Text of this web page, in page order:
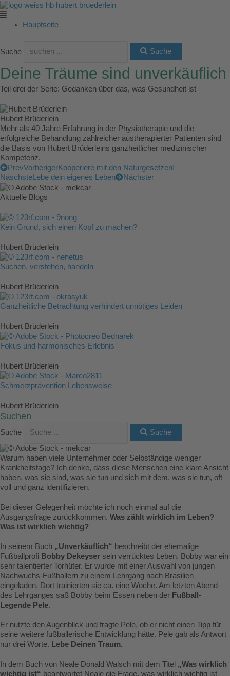
Zum
Inhalt
springen
Main
Menu
Hauptseite
Suche Suche
Deine Träume sind unverkäuflich
Teil drei der Serie: Gedanken über das, was Gesundheit ist
Hubert Brüderlein
Mehr als 40 Jahre Erfahrung in der Physiotherapie und die
erfolgreiche Behandlung zahlreicher austherapierter Patienten sind
die Basis von Hubert Brüderleins ganzheitlicher medizinischer
Kompetenz.
PrevVorherigerKooperiere mit den Naturgesetzen!
NäschsteLebe dein eigenes Leben Nächster
Aktuelle Blogs
Kein Grund, sich einen Kopf zu machen?
Hubert Brüderlein
Suchen, verstehen, handeln
Hubert Brüderlein
Ganzheitliche Betrachtung verhindert unnötiges Leiden
Hubert Brüderlein
Fokus und harmonisches Erlebnis
Hubert Brüderlein
Schmerzprävention Lebensweise
Hubert Brüderlein
Suchen
Suche Suche
Warum haben viele Unternehmer oder Selbständige weniger
Krankheitstage? Ich denke, dass diese Menschen eine klare Ansicht
haben, was sie sind, was sie tun und sich mit dem, was sie tun, oft
voll und ganz identifizieren.
Bei dieser Gelegenheit möchte ich noch einmal auf die
Ausgangsfrage zurückkommen. Was zählt wirklich im Leben?
Was ist wirklich wichtig?
In seinem Buch „Unverkäuflich“ beschreibt der ehemalige
Fußballprofi Bobby Dekeyser sein verrücktes Leben. Bobby war ein
sehr talentierter Torhüter. Er wurde mit einer Auswahl von jungen
Nachwuchs-Fußballern zu einem Lehrgang nach Brasilien
eingeladen. Dort trainierten sie ca. eine Woche. Am letzten Abend
des Lehrganges saß Bobby beim Essen neben der Fußball-
Legende Pele.
Er nutzte den Augenblick und fragte Pele, ob er nicht einen Tipp für
seine weitere fußballerische Entwicklung hätte. Pele gab als Antwort
nur drei Worte. Lebe Deinen Traum.
In dem Buch von Neale Donald Walsch mit dem Titel „Was wirklich
wichtig ist“ beantwortet Neale die Frage, was wirklich wichtig ist
Main
Menu
Main
Menu
Main
Menu
Main
Menu